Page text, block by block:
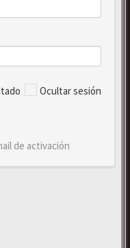
Ocultar sesión
de activación